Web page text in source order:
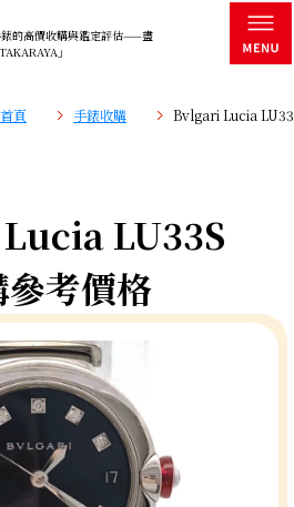
的高價收購與鑑定評估——盡
」
頁 手錶收購 Bvlgari Lucia
LU33S
考價格